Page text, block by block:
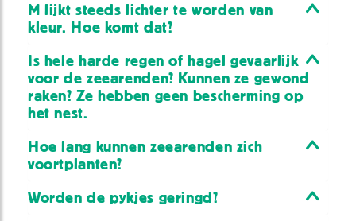
M lijkt steeds lichter te worden van
kleur. Hoe komt dat?
Is hele harde regen of hagel gevaarlijk
voor de zeearenden? Kunnen ze gewond
raken? Ze hebben geen bescherming op
het nest.
Hoe lang kunnen zeearenden zich
voortplanten?
Worden de pykjes geringd?